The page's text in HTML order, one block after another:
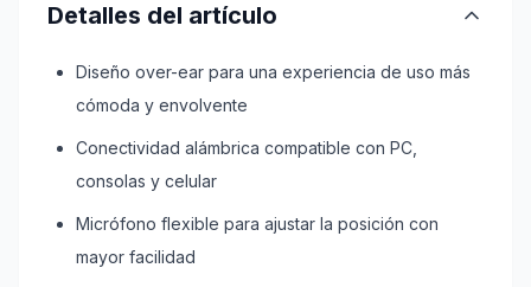
Detalles del artículo
Diseño over-ear para una experiencia de uso más
cómoda y envolvente
Conectividad alámbrica compatible con PC,
consolas y celular
Micrófono flexible para ajustar la posición con
mayor facilidad